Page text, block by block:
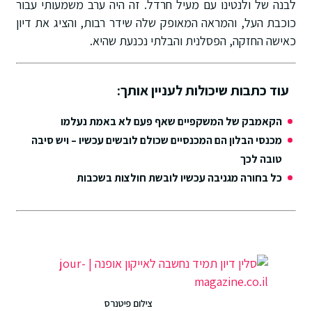
לבנה של ולנטינו עם מעיל חרדל. זה היה ערב משמעותי עבור
כוכבת העל, והמראה המאופק שלה שידר רבות, והציג את דיון
כאישה החזקה, הפסלנית והבלתי נכנעת שהיא.
עוד כתבות שיכולות לעניין אותך:
הקאמבק של המשקפיים שאף פעם לא באמת נעלמו
מכנסי הבלון הם המכנסיים שכולם לובשים עכשיו – ויש סיבה
טובה לכך
כל בחורה מגניבה עכשיו לובשת חולצות בשכבות
צילום פיטנרס